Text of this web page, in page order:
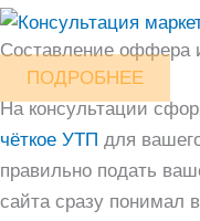
Составление оффера
ПОДРОБНЕЕ
На консультации
чёткое УТП для
правильно подать
сайта сразу понимал